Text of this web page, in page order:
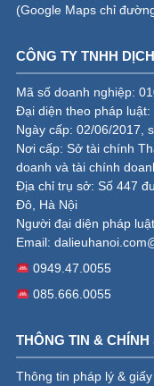
(Google Maps chỉ
CÔNG TY TNHH
Mã số doanh nghiệp:
Đại diện theo pháp luật:
Ngày cấp: 02/06/2017,
Nơi cấp: Sở tài chính
doanh và tài chính
Địa chỉ trụ sở: Số 447
Đô, Hà Nội
Người đại diện pháp
Email:
0949.47.0055
085.666.0055
THÔNG TIN & CHÍNH
Thông tin pháp lý &